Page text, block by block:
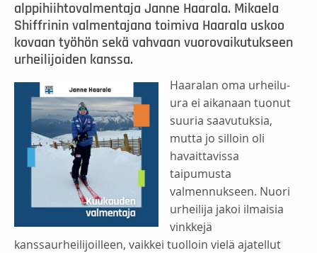
alppihiihtovalmentaja Janne Haarala. Mikaela
Shiffrinin valmentajana toimiva Haarala uskoo
kovaan työhön sekä vahvaan vuorovaikutukseen
urheilijoiden kanssa.
Haaralan oma urheilu-
ura ei aikanaan tuonut
suuria saavutuksia,
mutta jo silloin oli
havaittavissa
taipumusta
valmennukseen. Nuori
urheilija jakoi ilmaisia
vinkkejä
kanssaurheilijoilleen, vaikkei tuolloin vielä ajatellut